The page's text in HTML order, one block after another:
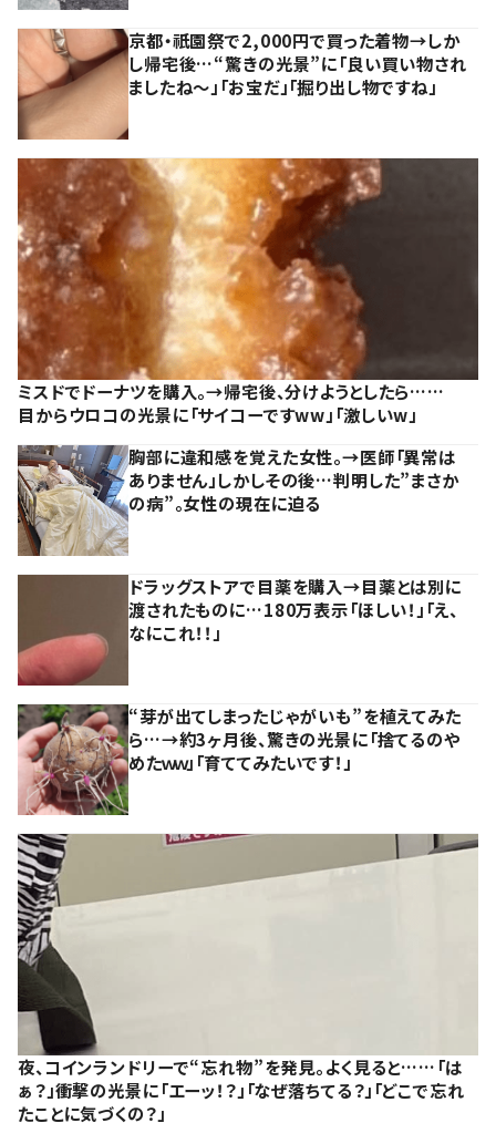
京都・祇園祭で2,000円で買った着物→しか
し帰宅後…“驚きの光景”に「良い買い物され
ましたね～」「お宝だ」「掘り出し物ですね」
ミスドでドーナツを購入。→帰宅後、分けようとしたら……
目からウロコの光景に「サイコーですww」「激しいw」
胸部に違和感を覚えた女性。→医師「異常は
ありません」しかしその後…判明した”まさか
の病”。女性の現在に迫る
ドラッグストアで目薬を購入→目薬とは別に
渡されたものに…180万表示「ほしい！」「え、
なにこれ！！」
“芽が出てしまったじゃがいも”を植えてみた
ら…→約3ヶ月後、驚きの光景に「捨てるのや
めたｗｗ」「育ててみたいです！」
夜、コインランドリーで“忘れ物”を発見。よく見ると……「は
ぁ？」衝撃の光景に「エーッ！？」「なぜ落ちてる？」「どこで忘れ
たことに気づくの？」